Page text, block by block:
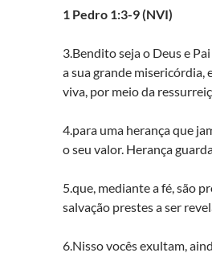
1 Pedro 1:3-9 (NVI)
3.Bendito seja o Deus e
a sua grande misericórdia,
viva, por meio da
4.para uma herança que
o seu valor. Herança
5.que, mediante a fé, são
salvação prestes a ser
6.Nisso vocês exultam,